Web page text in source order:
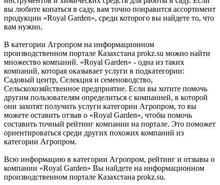
вы любите копаться в саду, вам точно понравится ассортимент
продукции «Royal Garden», среди которого вы найдете то, что
вам нужно.
В категории Агропром на информационном
производственном портале Казахстана prokz.su можно найти
множество компаний. «Royal Garden» - одна из таких
компаний, которая оказывает услуги в подкатегории:
Садовый центр, Селекция и семеноводство,
Сельскохозяйственное предприятие. Если вы хотите помочь
другим пользователям определиться с компанией, в которой
они захотят получить услуги категории Агропром, то вы
можете оставить отзыв о «Royal Garden», чтобы помочь
составить точный рейтинг компании на портале. Это поможет
ориентироваться среди других похожих компаний из
категории Агропром.
Всю информацию в категории Агропром, рейтинг и отзывы о
компании «Royal Garden» Вы найдете на информационном
производственном портале Казахстана prokz.su.